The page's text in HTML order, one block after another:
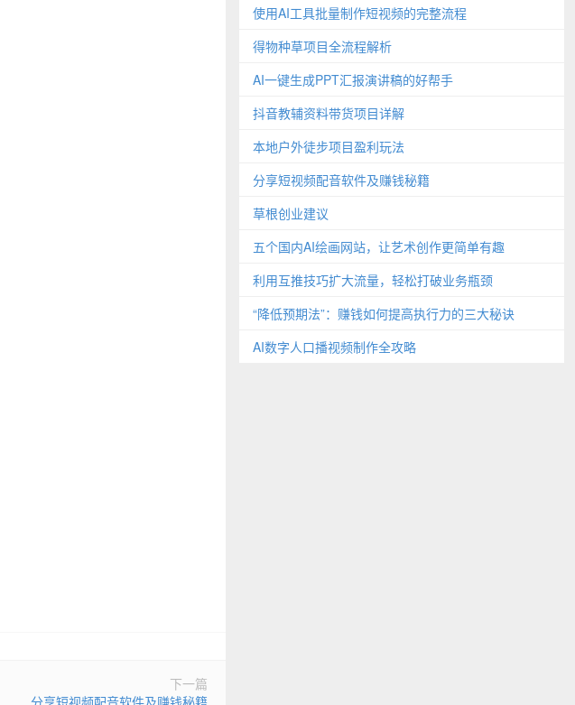
下一篇
分享短视频配音软件及赚钱秘籍
使用AI工具批量制作短视频的完整流程
得物种草项目全流程解析
AI一键生成PPT汇报演讲稿的好帮手
抖音教辅资料带货项目详解
本地户外徒步项目盈利玩法
分享短视频配音软件及赚钱秘籍
草根创业建议
五个国内AI绘画网站，让艺术创作更简单有趣
利用互推技巧扩大流量，轻松打破业务瓶颈
“降低预期法”：赚钱如何提高执行力的三大秘诀
AI数字人口播视频制作全攻略